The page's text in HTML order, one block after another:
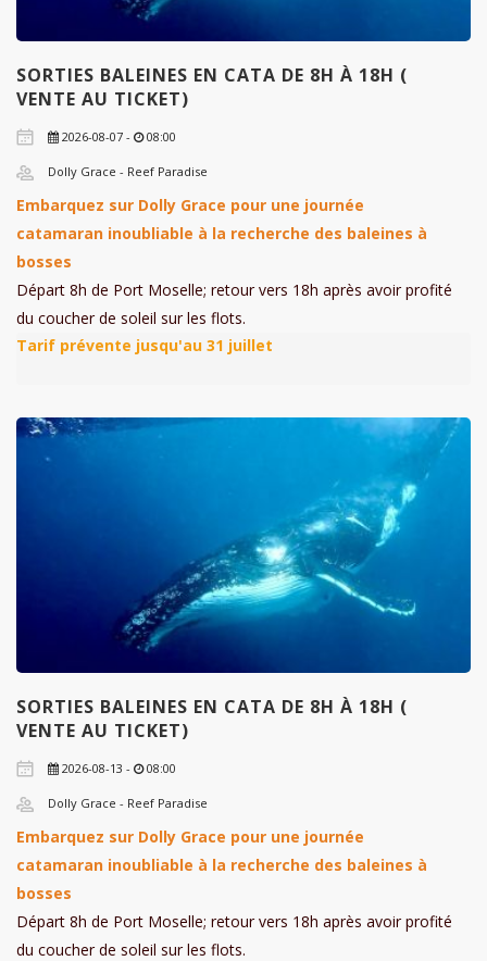
SORTIES BALEINES EN CATA DE 8H À 18H (
VENTE AU TICKET)
2026-08-07 - 08:00
Dolly Grace - Reef Paradise
Embarquez sur Dolly Grace pour une journée
catamaran inoubliable à la recherche des baleines à
bosses
Départ 8h de Port Moselle; retour vers 18h après avoir profité
du coucher de soleil sur les flots.
SORTIES BALEINES EN CATA DE 8H À 18H (
VENTE AU TICKET)
2026-08-13 - 08:00
Dolly Grace - Reef Paradise
Embarquez sur Dolly Grace pour une journée
catamaran inoubliable à la recherche des baleines à
bosses
Départ 8h de Port Moselle; retour vers 18h après avoir profité
du coucher de soleil sur les flots.